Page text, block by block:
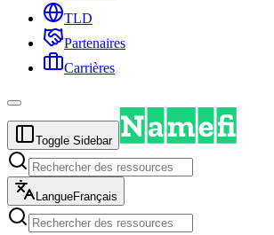
TLD
Partenaires
Carrières
Toggle Sidebar
LangueFrançais